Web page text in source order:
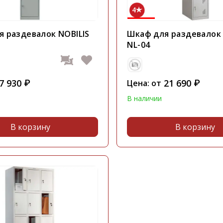
NOBILIS
930 ₽
В корзину
4
Шкаф для раздевалок
NL-04
Цена: от 21 690 ₽
В наличии
В корзину